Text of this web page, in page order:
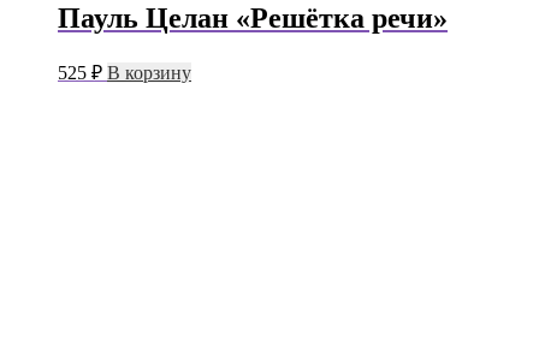
Пауль Целан «Решётка речи»
525 ₽ В корзину